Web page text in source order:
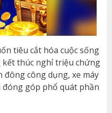
tiêu cắt hóa cuộc sống
kết thúc nghỉ triệu chứng
công dụng, xe máy
góp phổ quát phần